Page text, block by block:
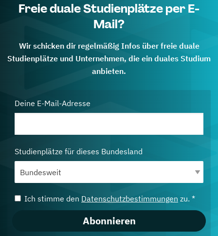
Freie duale Studienplätze per E-
Mail?
Wir schicken dir regelmäßig Infos über freie duale
Studienplätze und Unternehmen, die ein duales Studium
anbieten.
Deine E-Mail-Adresse
Studienplätze für dieses Bundesland
Ich stimme den Datenschutzbestimmungen zu. *
Abonnieren